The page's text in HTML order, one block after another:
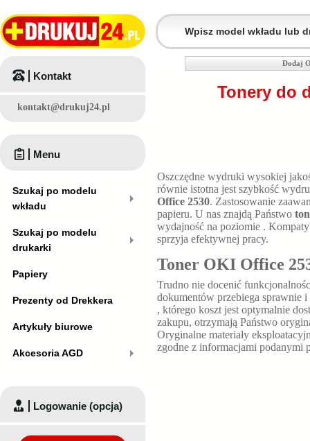
Dodaj
Tonery do
Oszczędne wydruki wysokiej
równie istotna jest szybkość
Office 2530. Zastosowanie
papieru. U nas znajdą Państwo
wydajność na poziomie .
sprzyja efektywnej pracy.
Toner OKI Office
Trudno nie docenić
dokumentów przebiega
, którego koszt jest optymalnie
zakupu, otrzymają Państwo
Oryginalne materiały
zgodne z informacjami podanymi
Kontakt
kontakt@drukuj24.pl
Menu
Szukaj po modelu
wkładu
Szukaj po modelu
drukarki
Papiery
Prezenty od Drekkera
Artykuły biurowe
Akcesoria AGD
Logowanie (opcja)